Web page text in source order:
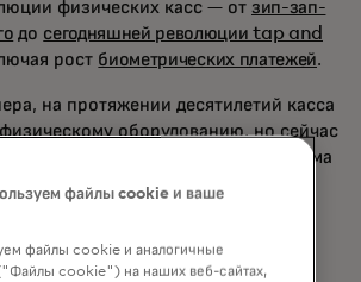
физических касс — от зип-зап-
до сегодняшней революции tap and
рост биометрических платежей.
на протяжении десятилетий касса
оборудованию, но сейчас
программных решений для приема
Tap on Phone,
которое позволяет
принимать платежи с помощью
без необходимости в
файлы cookie и ваше
файлы cookie и аналогичные
cookie") на наших веб-сайтах,